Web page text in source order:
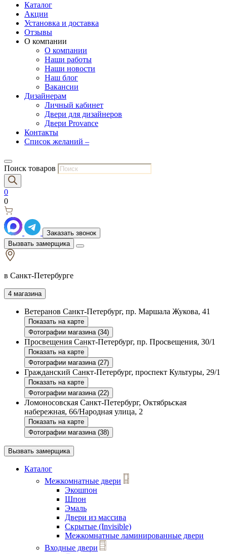
Каталог
Акции
Установка и доставка
Отзывы
О компании
О компании
Наши работы
Наши новости
Наш блог
Вакансии
Дизайнерам
Личный кабинет
Двери для дизайнеров
Двери Provance
Контакты
Список желаний –
Поиск товаров
0
0
Заказать звонок
Вызвать замерщика
в Санкт-Петербурге
4 магазина
Ветеранов Санкт-Петербург, пр. Маршала Жукова, 41
Показать на карте
Фотографии магазина (34)
Просвещения Санкт-Петербург, пр. Просвещения, 30/1
Показать на карте
Фотографии магазина (27)
Гражданский Санкт-Петербург, проспект Культуры, 29/1
Показать на карте
Фотографии магазина (22)
Ломоносовская Санкт-Петербург, Октябрьская
набережная, 66/Народная улица, 2
Показать на карте
Фотографии магазина (38)
Вызвать замерщика
Каталог
Межкомнатные двери
Экошпон
Шпон
Эмаль
Двери из массива
Скрытые (Invisible)
Межкомнатные ламинированные двери
Входные двери